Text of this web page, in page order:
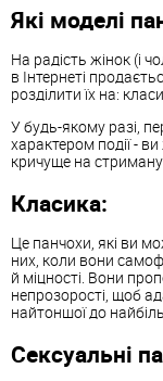
Які моделі
На радість жінок (і
в Інтернеті
розділити їх на:
У будь-якому разі,
характером події -
кричуще на стриману
Класика:
Це панчохи, які ви
них, коли вони
й міцності. Вони
непрозорості, щоб
найтоншої до
Сексуальні